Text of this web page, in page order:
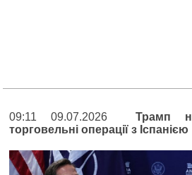
09:11 09.07.2026Трамп
торговельні операції з Іспанією